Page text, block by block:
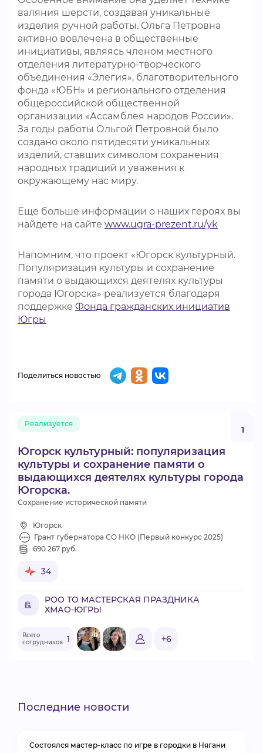
валяния шерсти, создавая уникальные
изделия ручной работы. Ольга Петровна
активно вовлечена в общественные
инициативы, являясь членом местного
отделения литературно-творческого
объединения «Элегия», благотворительного
фонда «ЮБН» и регионального отделения
общероссийской общественной
организации «Ассамблея народов России».
За годы работы Ольгой Петровной было
создано около пятидесяти уникальных
изделий, ставших символом сохранения
народных традиций и уважения к
окружающему нас миру.
Еще больше информации о наших героях вы
найдете на сайте www.ugra-prezent.ru/yk
Напомним, что проект «Югорск культурный.
Популяризация культуры и сохранение
памяти о выдающихся деятелях культуры
города Югорска» реализуется благодаря
поддержке Фонда гражданских инициатив
Югры
Поделиться новостью
Югорск культурный: популяризация
культуры и сохранение памяти о
выдающихся деятелях культуры города
Югорска.
Реализуется
1
Сохранение исторической памяти
Югорск
Грант губернатора СО НКО (Первый конкурс 2025)
690 267 руб.
34
РОО ТО МАСТЕРСКАЯ ПРАЗДНИКА
ХМАО-ЮГРЫ
Всего
сотрудников 1 +6
Последние новости
Состоялся мастер-класс по игре в городки в Нягани